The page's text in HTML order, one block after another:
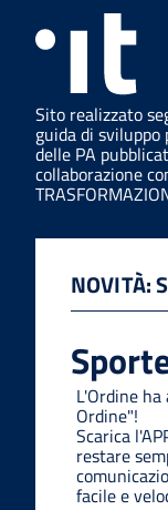
Sito realizzato
guida di
delle PA
collaborazione
NOVITÀ:
L'Ordine
Ordine"!
Scarica
restare
facile e